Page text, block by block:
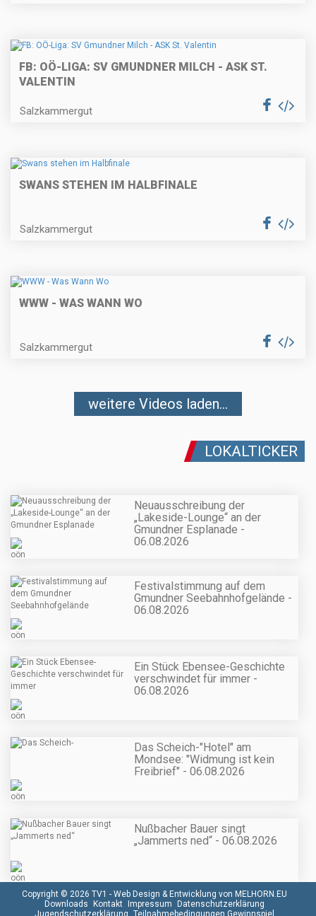
FB: OÖ-LIGA: SV GMUNDNER MILCH - ASK ST.
VALENTIN
Salzkammergut
SWANS STEHEN IM HALBFINALE
Salzkammergut
WWW - WAS WANN WO
Salzkammergut
weitere Videos laden...
LOKALTICKER
Neuausschreibung der
„Lakeside-Lounge“ an der
Gmundner Esplanade -
06.08.2026
Festivalstimmung auf dem
Gmundner Seebahnhofgelände -
06.08.2026
Ein Stück Ebensee-Geschichte
verschwindet für immer -
06.08.2026
Das Scheich-"Hotel" am
Mondsee: "Widmung ist kein
Freibrief" - 06.08.2026
Nußbacher Bauer singt
„Jammerts ned“ - 06.08.2026
Copyright © 2026 TV1 - Web Design & Entwicklung von MELHORN.EU
Downloads Kontakt Impressum Datenschutzerklärung
Jugendschutzerklärung Teilnahmebedingungen Gewinnspiel